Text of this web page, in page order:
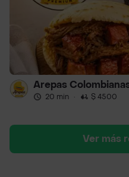
Arepas
20 min · $ 4500
Ver más